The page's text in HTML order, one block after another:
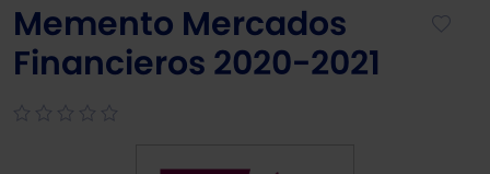
Memento Mercados
Financieros 2020-2021